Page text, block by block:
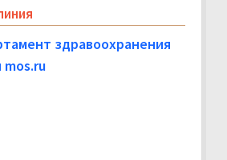
здравоохранения
mos.ru